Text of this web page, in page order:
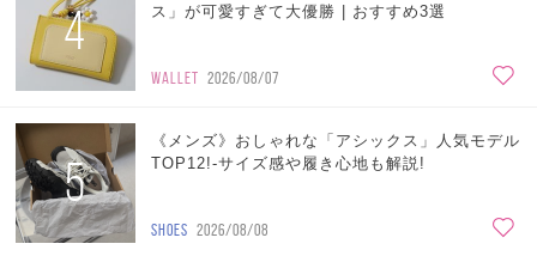
4
ス」が可愛すぎて大優勝 | おすすめ3選
WALLET 2026/08/07
5
《メンズ》おしゃれな「アシックス」人気モデル
TOP12!-サイズ感や履き心地も解説!
SHOES 2026/08/08